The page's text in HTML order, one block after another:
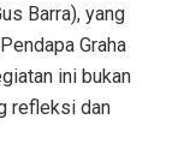
Barra), yang
Graha
ini bukan
refleksi dan